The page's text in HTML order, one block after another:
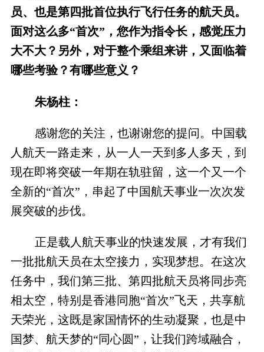
员、也是第四批首位执行飞行任务的航天员。
面对这么多“首次”，您作为指令长，感觉压力
大不大？另外，对于整个乘组来讲，又面临着
哪些考验？有哪些意义？
朱杨柱：
感谢您的关注，也谢谢您的提问。中国载
人航天一路走来，从一人一天到多人多天，到
现在即将突破一年期在轨驻留，这一个又一个
全新的“首次”，串起了中国航天事业一次次发
展突破的步伐。
正是载人航天事业的快速发展，才有我们
一批批航天员在太空接力，实现梦想。在这次
任务中，我们第三批、第四批航天员将同步亮
相太空，特别是香港同胞“首次”飞天，共享航
天荣光，这既是家国情怀的生动凝聚，也是中
国梦、航天梦的“同心圆”，让我们跨域融合，